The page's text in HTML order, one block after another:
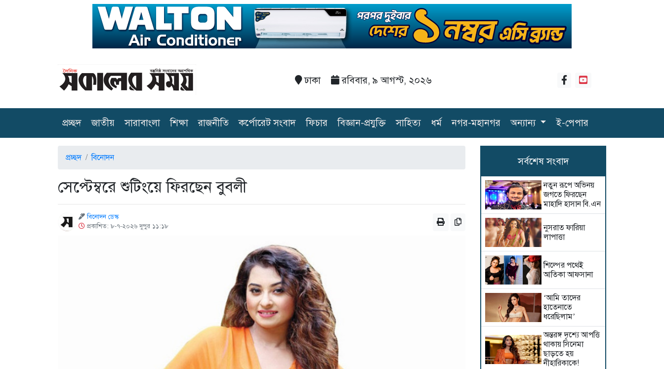
ঢাকা রবিবার, ৯ আগস্ট, ২০২৬
প্রচ্ছদ(current)
জাতীয় সারাবাংলা শিক্ষা রাজনীতি কর্পোরেট সংবাদ ফিচার বিজ্ঞান-প্রযুক্তি সাহিত্য ধর্ম নগর-মহানগর অন্যান্য ই-পেপার
প্রচ্ছদ বিনোদন
সেপ্টেম্বরে শুটিংয়ে ফিরছেন বুবলী
বিনোদন ডেস্ক
প্রকাশিত: ৮-৭-২০২৬ দুপুর ১১:১৮
সর্বশেষ সংবাদ
নতুন রূপে অভিনয়
জগতে ফিরছেন
মাহাদি হাসান বি.এন
নুসরাত ফারিয়া
লাপাত্তা
শিল্পের পথেই
আতিকা আফসানা
‘আমি তাদের
হাতেনাতে
ধরেছিলাম’
অন্তরঙ্গ দৃশ্যে আপত্তি
থাকায় সিনেমা
ছাড়তে হয়
নীহারিকাকে!